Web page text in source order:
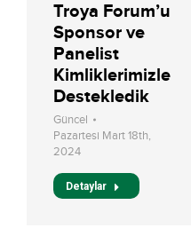
Troya Forum’u
Sponsor ve
Panelist
Kimliklerimizle
Destekledik
Güncel
Pazartesi Mart 18th,
2024
Detaylar